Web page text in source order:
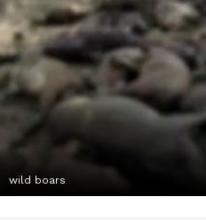
wild boars